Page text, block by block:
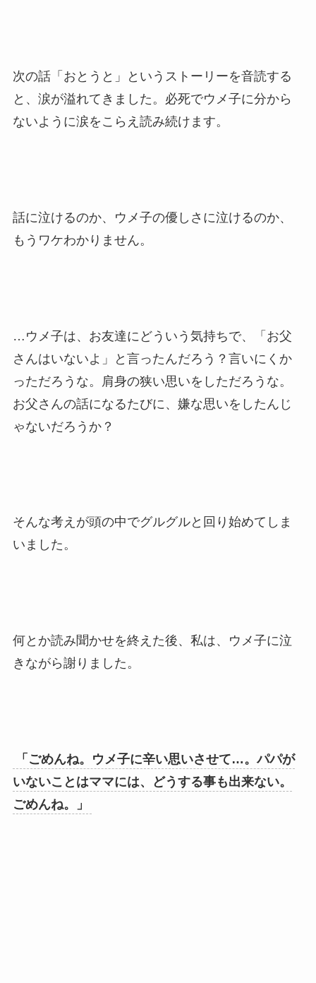
次の話「おとうと」というストーリーを音読する
と、涙が溢れてきました。必死でウメ子に分から
ないように涙をこらえ読み続けます。
話に泣けるのか、ウメ子の優しさに泣けるのか、
もうワケわかりません。
…ウメ子は、お友達にどういう気持ちで、「お父
さんはいないよ」と言ったんだろう？言いにくか
っただろうな。肩身の狭い思いをしただろうな。
お父さんの話になるたびに、嫌な思いをしたんじ
ゃないだろうか？
そんな考えが頭の中でグルグルと回り始めてしま
いました。
何とか読み聞かせを終えた後、私は、ウメ子に泣
きながら謝りました。
「ごめんね。ウメ子に辛い思いさせて…。パパが
いないことはママには、どうする事も出来ない。
ごめんね。」